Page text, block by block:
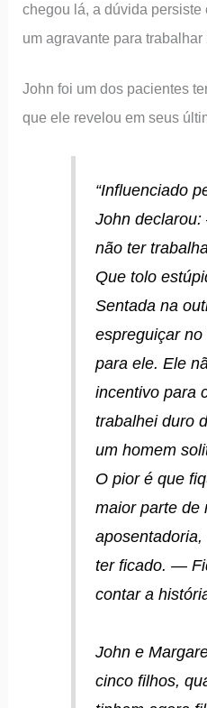
chegou lá, a dúvida
um agravante para
John foi um dos pacientes
que ele revelou em seus
“Influenciado
John
não ter
Que tolo
Sentada na
espreguiçar
para ele. Ele
incentivo para
trabalhei duro
um homem
O pior é que
maior parte de
ter ficado. —
contar a
John e
cinco filhos,